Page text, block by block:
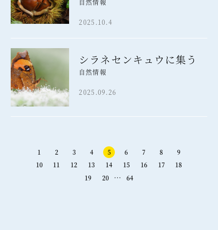
自然情報
2025.10.4
シラネセンキュウに集う
自然情報
2025.09.26
1 2 3 4 5 6 7 8
9
10
11 12 13 14 15 16 17
18
19
20 … 64